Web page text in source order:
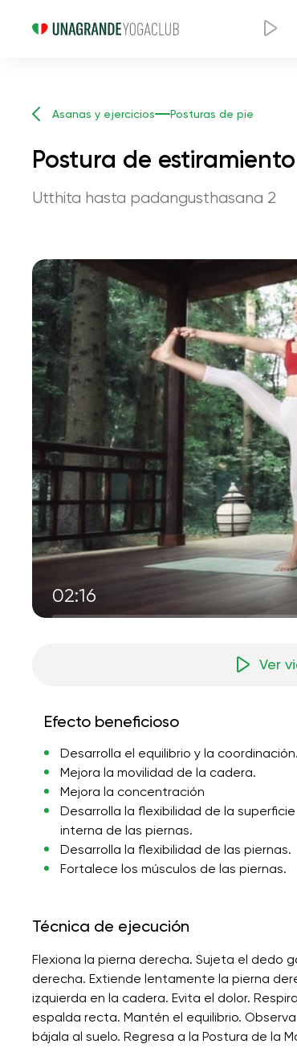
Asanas y ejercicios Posturas de pie
Postura de
Utthita hasta padangusthasana 2
02:16
Ver
Efecto beneficioso
Desarrolla el equilibrio y la coordinación.
Mejora la movilidad de la cadera.
Mejora la concentración
Desarrolla la flexibilidad de la superficie
interna de las piernas.
Desarrolla la flexibilidad de las piernas.
Fortalece los músculos de las piernas.
Técnica de ejecución
Flexiona la pierna derecha. Sujeta el dedo
derecha. Extiende lentamente la pierna
izquierda en la cadera. Evita el dolor.
espalda recta. Mantén el equilibrio.
bájala al suelo. Regresa a la Postura de la